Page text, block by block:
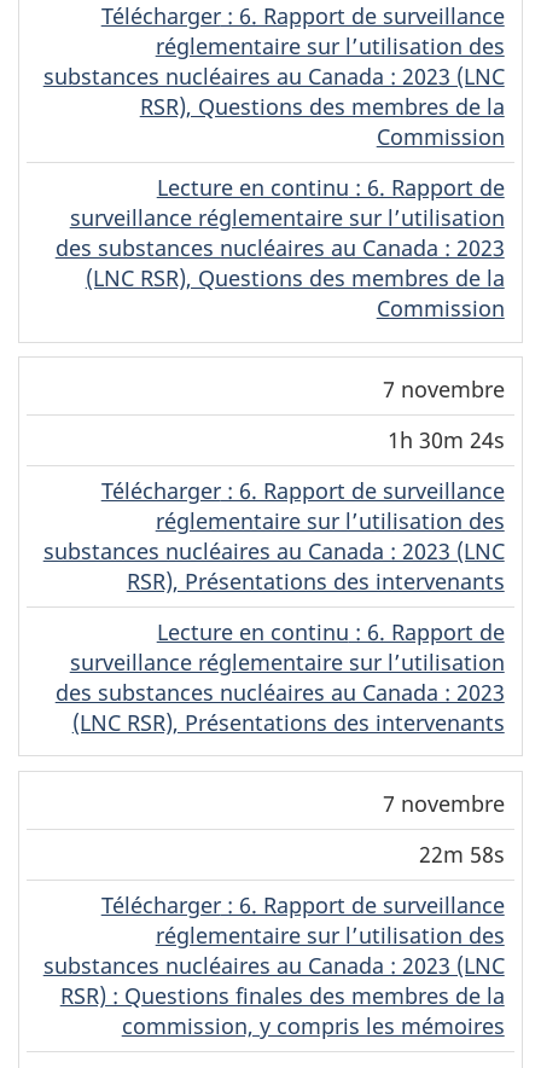
Télécharger(Français)
: 6. Rapport de surveillance
réglementaire sur l’utilisation des
substances nucléaires au Canada : 2023 (LNC
RSR), Questions des membres de la
Commission
Lecture en continu (Français)
: 6. Rapport de
surveillance réglementaire sur l’utilisation
des substances nucléaires au Canada : 2023
(LNC RSR), Questions des membres de la
Commission
7 novembre
1h 30m 24s
Télécharger(Français)
: 6. Rapport de surveillance
réglementaire sur l’utilisation des
substances nucléaires au Canada : 2023 (LNC
RSR), Présentations des intervenants
Lecture en continu (Français)
: 6. Rapport de
surveillance réglementaire sur l’utilisation
des substances nucléaires au Canada : 2023
(LNC RSR), Présentations des intervenants
7 novembre
22m 58s
Télécharger(Français)
: 6. Rapport de surveillance
réglementaire sur l’utilisation des
substances nucléaires au Canada : 2023 (LNC
RSR) : Questions finales des membres de la
commission, y compris les mémoires